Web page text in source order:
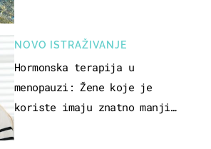
NOVO ISTRAŽIVANJE
Hormonska terapija u
menopauzi: Žene koje je
koriste imaju znatno manji